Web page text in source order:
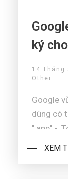
ký
14 Tháng
Other
Google
dùng có
".app" -
ứng
XEM